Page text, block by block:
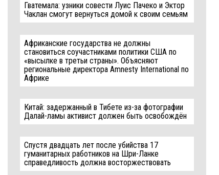
Гватемала: узники совести Луис Пачеко и Эктор
Чаклан смогут вернуться домой к своим семьям
Африканские государства не должны
становиться соучастниками политики США по
«высылке в третьи страны». Объясняют
региональные директора Amnesty International по
Африке
Китай: задержанный в Тибете из-за фотографии
Далай-ламы активист должен быть освобождён
Спустя двадцать лет после убийства 17
гуманитарных работников на Шри-Ланке
справедливость должна восторжествовать